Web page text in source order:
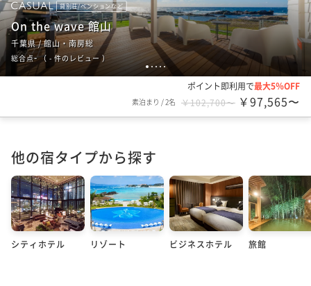
1 2 34 5
貸別荘/ペンションなど
On the wave 館山
千葉県 / 館山・南房総
総合点-（ - 件のレビュー ）
ポイント即利用で最大5％OFF
素泊まり /2名 ￥102,700〜 ￥97,565〜
他の宿タイプから探す
シティホテル リゾート ビジネスホテル 旅館